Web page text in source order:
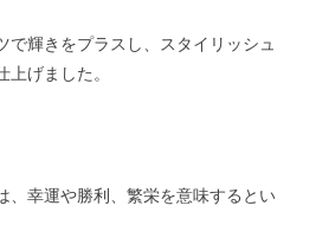
で輝きをプラスし、スタイリッシュ
上げました。
、幸運や勝利、繁栄を意味するとい